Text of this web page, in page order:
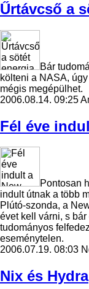
Űrtávcső a
Bár
költeni a NASA,
mégis megépülhet.
2006.08.14. 09:25
Fél éve
Pontosan
indult útnak a több
Plútó-szonda, a
évet kell várni, s
tudományos
eseménytelen.
2006.07.19. 08:03
Nix és Hydra